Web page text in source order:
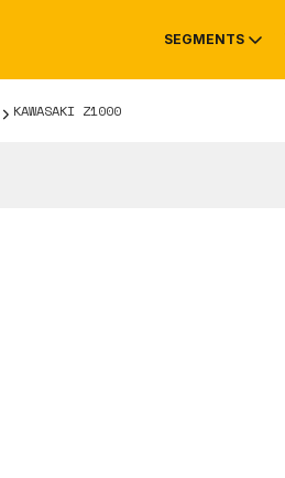
SEGMENTS
KAWASAKI Z1000